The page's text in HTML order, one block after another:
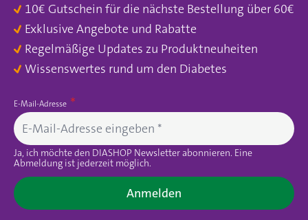
10€ Gutschein für die nächste Bestellung über 60€
Exklusive Angebote und Rabatte
Regelmäßige Updates zu Produktneuheiten
Wissenswertes rund um den Diabetes
E-Mail-Adresse
Ja, ich möchte den DIASHOP Newsletter abonnieren. Eine
Abmeldung ist jederzeit möglich.
Anmelden